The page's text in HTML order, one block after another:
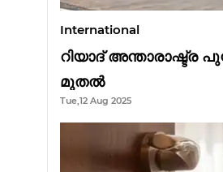
International
റിയാദ് അന്താരാഷ്ട്ര
മുതൽ
Tue,12 Aug 2025